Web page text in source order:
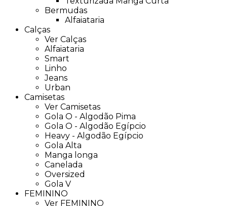
Bermudas
Alfaiataria
Calças
Ver Calças
Alfaiataria
Smart
Linho
Jeans
Urban
Camisetas
Ver Camisetas
Gola O - Algodão Pima
Gola O - Algodão Egípcio
Heavy - Algodão Egípcio
Gola Alta
Manga longa
Canelada
Oversized
Gola V
FEMININO
Ver FEMININO